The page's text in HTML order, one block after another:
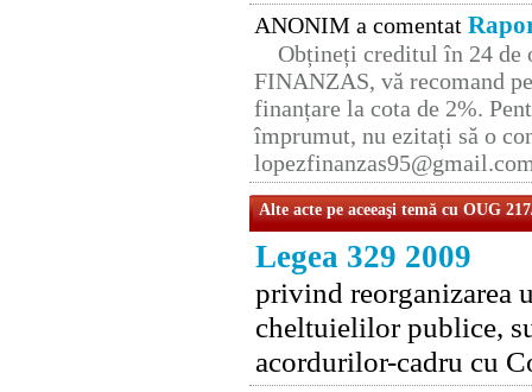
ANONIM a comentat
Obțineți creditul în 24 de
FINANZAS, vă recomand
finanțare la cota de 2%.
împrumut, nu ezitați să o
Alte acte pe aceeaşi temă cu OUG
Legea 329 2009
privind reorganizarea
cheltuielilor publice,
acordurilor-cadru cu